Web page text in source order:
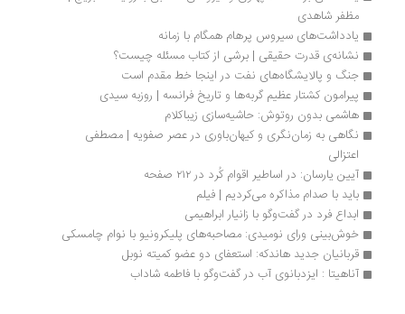
مظفر شاهدی
یادداشت‌های سیروس پرهام همگام با زمانه
نشانه‌ی قدرت حقیقی | برشی از کتاب مسئله چیست؟
جنگ و پالایشگاه‌های نفت در اینجا خط مقدم است
پیرامون کشتار عظیم گربه‌ها و تاریخ فرانسه | روزبه سیدی
هاشمی بدون روتوش: حاشیه‌سازی زیباکلام
نگاهی به زمان‌نگری و کیهان‌باوری در عصر صفویه | مصطفی
آیین یارسان: در اساطیر اقوام کُرد در ۲۱۲ صفحه
باید با صدام مذاکره می‌کردیم | فیلم
ابداع فرد در گفت‌وگو با زانیار ابراهیمی
خوش‌بینی ورای نومیدی: مصاحبه‌های پلیکرونیو با نوام چامسکی
قربانیان جدید هاندکه: استعفای دو عضو کمیته نوبل
آناهیتا : ایزدبانوی آب در گفت‌وگو با فاطمه شاداب